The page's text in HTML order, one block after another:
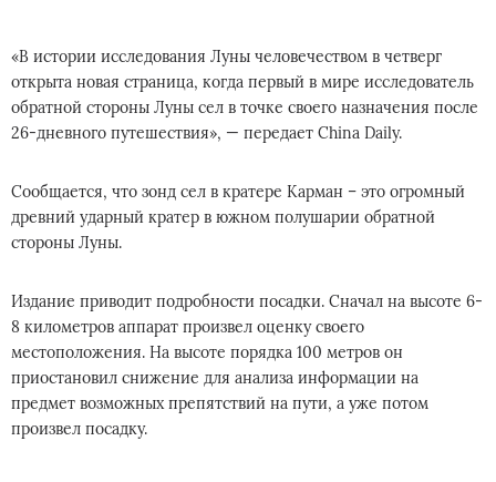
«В истории исследования Луны человечеством в четверг
открыта новая страница, когда первый в мире исследователь
обратной стороны Луны сел в точке своего назначения после
26-дневного путешествия», — передает China Daily.
Сообщается, что зонд сел в кратере Карман – это огромный
древний ударный кратер в южном полушарии обратной
стороны Луны.
Издание приводит подробности посадки. Сначал на высоте 6-
8 километров аппарат произвел оценку своего
местоположения. На высоте порядка 100 метров он
приостановил снижение для анализа информации на
предмет возможных препятствий на пути, а уже потом
произвел посадку.